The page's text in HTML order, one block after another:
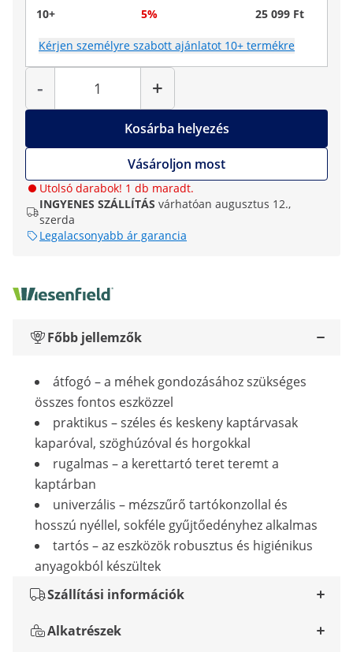
10+
5% 25 099 Ft
Kérjen személyre szabott ajánlatot 10+ termékre
-
Mennyiség
+
Kosárba helyezés
Vásároljon most
Utolsó darabok! 1 db maradt.
INGYENES SZÁLLÍTÁS várhatóan augusztus 12.,
szerda
Legalacsonyabb ár garancia
Főbb jellemzők
átfogó – a méhek gondozásához szükséges
összes fontos eszközzel
praktikus – széles és keskeny kaptárvasak
kaparóval, szöghúzóval és horgokkal
rugalmas – a kerettartó teret teremt a
kaptárban
univerzális – mézszűrő tartókonzollal és
hosszú nyéllel, sokféle gyűjtőedényhez alkalmas
tartós – az eszközök robusztus és higiénikus
anyagokból készültek
Szállítási információk
Alkatrészek